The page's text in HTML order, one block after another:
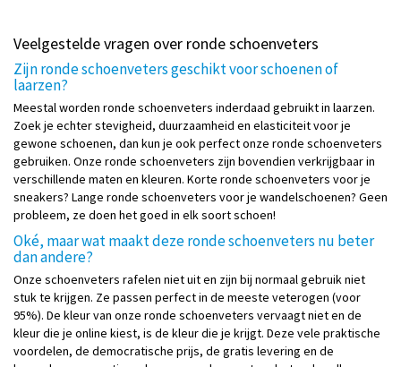
Veelgestelde vragen over ronde schoenveters
Zijn ronde schoenveters geschikt voor schoenen of
laarzen?
Meestal worden ronde schoenveters inderdaad gebruikt in laarzen.
Zoek je echter stevigheid, duurzaamheid en elasticiteit voor je
gewone schoenen, dan kun je ook perfect onze ronde schoenveters
gebruiken. Onze ronde schoenveters zijn bovendien verkrijgbaar in
verschillende maten en kleuren. Korte ronde schoenveters voor je
sneakers? Lange ronde schoenveters voor je wandelschoenen? Geen
probleem, ze doen het goed in elk soort schoen!
Oké, maar wat maakt deze ronde schoenveters nu beter
dan andere?
Onze schoenveters rafelen niet uit en zijn bij normaal gebruik niet
stuk te krijgen. Ze passen perfect in de meeste veterogen (voor
95%). De kleur van onze ronde schoenveters vervaagt niet en de
kleur die je online kiest, is de kleur die je krijgt. Deze vele praktische
voordelen, de democratische prijs, de gratis levering en de